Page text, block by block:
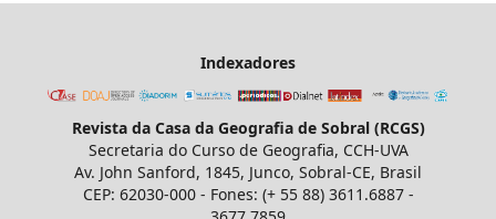
Indexadores
Revista da Casa da Geografia de Sobral (RCGS)
Secretaria do Curso de Geografia, CCH-UVA
Av. John Sanford, 1845, Junco, Sobral-CE, Brasil
CEP: 62030-000 - Fones: (+ 55 88) 3611.6887 -